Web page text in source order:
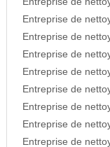
Entreprise de
Entreprise de
Entreprise de
Entreprise de
Entreprise de
Entreprise de
Entreprise de
Entreprise de